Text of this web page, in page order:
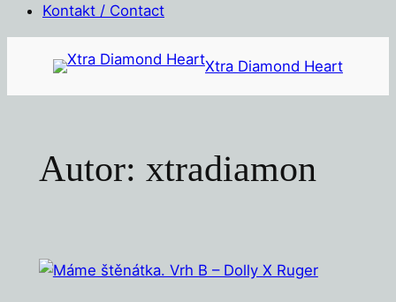
Kontakt / Contact
obsah
Xtra Diamond Heart
Autor: xtradiamon